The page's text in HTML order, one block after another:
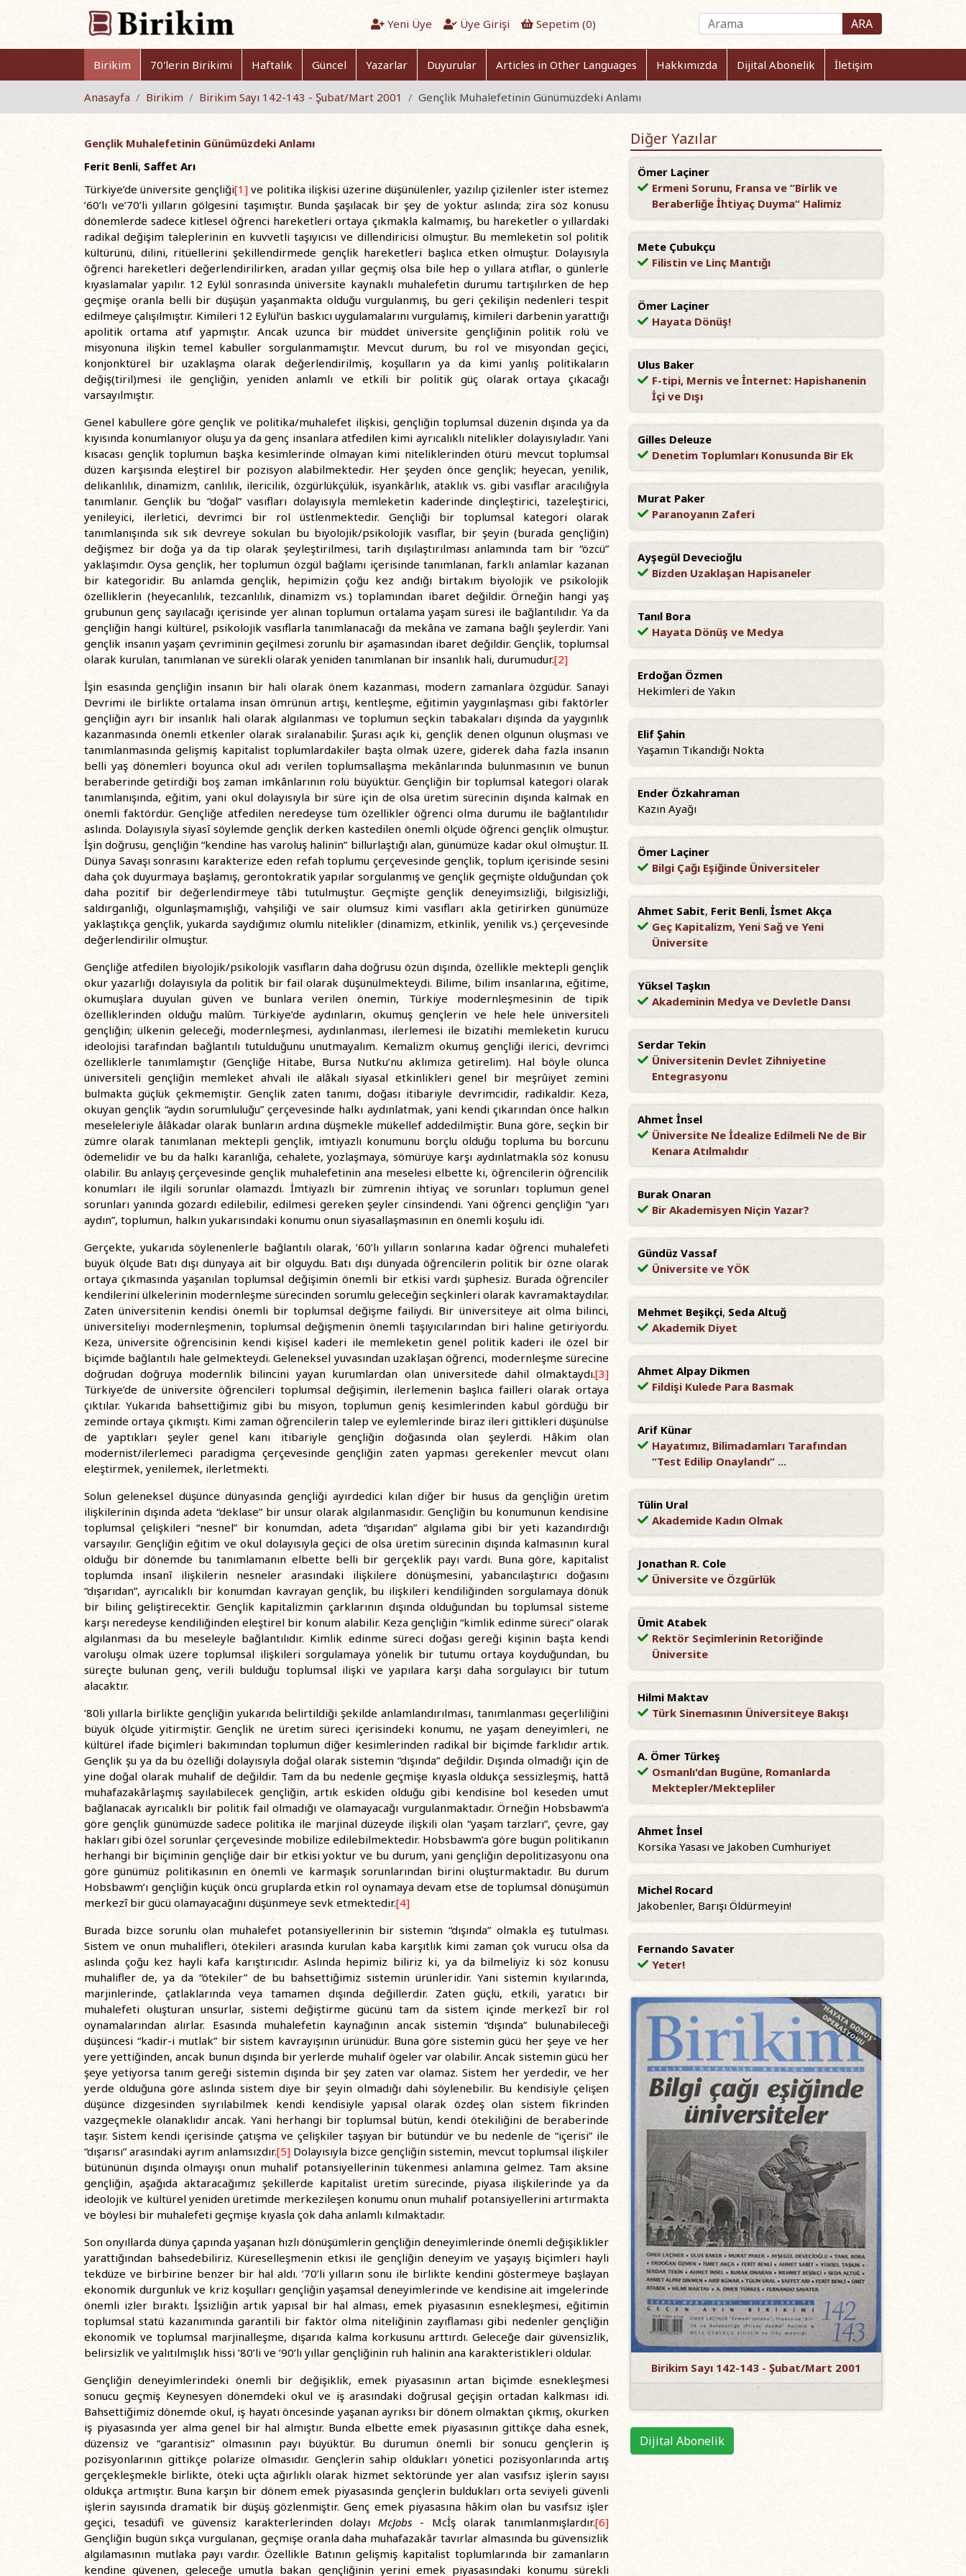
Yeni Üye Üye Girişi Sepetim (0) ARA
Birikim 70'lerin Birikimi Haftalık Güncel Yazarlar Duyurular Articles in Other Languages Hakkımızda Dijital Abonelik İletişim
Anasayfa Birikim Birikim Sayı 142-143 - Şubat/Mart 2001 Gençlik Muhalefetinin Günümüzdeki Anlamı
Gençlik Muhalefetinin Günümüzdeki Anlamı
Ferit Benli, Saffet Arı
Türkiye’de üniversite gençliği[1]ve politika ilişkisi üzerine düşünülenler, yazılıp çizilenler ister istemez
’60’lı ve’70’li yılların gölgesini taşımıştır. Bunda şaşılacak bir şey de yoktur aslında; zira söz konusu
dönemlerde sadece kitlesel öğrenci hareketleri ortaya çıkmakla kalmamış, bu hareketler o yıllardaki
radikal değişim taleplerinin en kuvvetli taşıyıcısı ve dillendiricisi olmuştur. Bu memleketin sol politik
kültürünü, dilini, ritüellerini şekillendirmede gençlik hareketleri başlıca etken olmuştur. Dolayısıyla
öğrenci hareketleri değerlendirilirken, aradan yıllar geçmiş olsa bile hep o yıllara atıflar, o günlerle
kıyaslamalar yapılır. 12 Eylül sonrasında üniversite kaynaklı muhalefetin durumu tartışılırken de hep
geçmişe oranla belli bir düşüşün yaşanmakta olduğu vurgulanmış, bu geri çekilişin nedenleri tespit
edilmeye çalışılmıştır. Kimileri 12 Eylül’ün baskıcı uygulamalarını vurgulamış, kimileri darbenin yarattığı
apolitik ortama atıf yapmıştır. Ancak uzunca bir müddet üniversite gençliğinin politik rolü ve
misyonuna ilişkin temel kabuller sorgulanmamıştır. Mevcut durum, bu rol ve misyondan geçici,
konjonktürel bir uzaklaşma olarak değerlendirilmiş, koşulların ya da kimi yanlış politikaların
değiş(tiril)mesi ile gençliğin, yeniden anlamlı ve etkili bir politik güç olarak ortaya çıkacağı
varsayılmıştır.
Genel kabullere göre gençlik ve politika/muhalefet ilişkisi, gençliğin toplumsal düzenin dışında ya da
kıyısında konumlanıyor oluşu ya da genç insanlara atfedilen kimi ayrıcalıklı nitelikler dolayısıyladır. Yani
kısacası gençlik toplumun başka kesimlerinde olmayan kimi niteliklerinden ötürü mevcut toplumsal
düzen karşısında eleştirel bir pozisyon alabilmektedir. Her şeyden önce gençlik; heyecan, yenilik,
delikanlılık, dinamizm, canlılık, ilericilik, özgürlükçülük, isyankârlık, ataklık vs. gibi vasıflar aracılığıyla
tanımlanır. Gençlik bu “doğal” vasıfları dolayısıyla memleketin kaderinde dinçleştirici, tazeleştirici,
yenileyici, ilerletici, devrimci bir rol üstlenmektedir. Gençliği bir toplumsal kategori olarak
tanımlanışında sık sık devreye sokulan bu biyolojik/psikolojik vasıflar, bir şeyin (burada gençliğin)
değişmez bir doğa ya da tip olarak şeyleştirilmesi, tarih dışılaştırılması anlamında tam bir “özcü”
yaklaşımdır. Oysa gençlik, her toplumun özgül bağlamı içerisinde tanımlanan, farklı anlamlar kazanan
bir kategoridir. Bu anlamda gençlik, hepimizin çoğu kez andığı birtakım biyolojik ve psikolojik
özelliklerin (heyecanlılık, tezcanlılık, dinamizm vs.) toplamından ibaret değildir. Örneğin hangi yaş
grubunun genç sayılacağı içerisinde yer alınan toplumun ortalama yaşam süresi ile bağlantılıdır. Ya da
gençliğin hangi kültürel, psikolojik vasıflarla tanımlanacağı da mekâna ve zamana bağlı şeylerdir. Yani
gençlik insanın yaşam çevriminin geçilmesi zorunlu bir aşamasından ibaret değildir. Gençlik, toplumsal
olarak kurulan, tanımlanan ve sürekli olarak yeniden tanımlanan bir insanlık hali, durumudur.[2]
İşin esasında gençliğin insanın bir hali olarak önem kazanması, modern zamanlara özgüdür. Sanayi
Devrimi ile birlikte ortalama insan ömrünün artışı, kentleşme, eğitimin yaygınlaşması gibi faktörler
gençliğin ayrı bir insanlık hali olarak algılanması ve toplumun seçkin tabakaları dışında da yaygınlık
kazanmasında önemli etkenler olarak sıralanabilir. Şurası açık ki, gençlik denen olgunun oluşması ve
tanımlanmasında gelişmiş kapitalist toplumlardakiler başta olmak üzere, giderek daha fazla insanın
belli yaş dönemleri boyunca okul adı verilen toplumsallaşma mekânlarında bulunmasının ve bunun
beraberinde getirdiği boş zaman imkânlarının rolü büyüktür. Gençliğin bir toplumsal kategori olarak
tanımlanışında, eğitim, yani okul dolayısıyla bir süre için de olsa üretim sürecinin dışında kalmak en
önemli faktördür. Gençliğe atfedilen neredeyse tüm özellikler öğrenci olma durumu ile bağlantılıdır
aslında. Dolayısıyla siyasî söylemde gençlik derken kastedilen önemli ölçüde öğrenci gençlik olmuştur.
İşin doğrusu, gençliğin “kendine has varoluş halinin” billurlaştığı alan, günümüze kadar okul olmuştur. II.
Dünya Savaşı sonrasını karakterize eden refah toplumu çerçevesinde gençlik, toplum içerisinde sesini
daha çok duyurmaya başlamış, gerontokratik yapılar sorgulanmış ve gençlik geçmişte olduğundan çok
daha pozitif bir değerlendirmeye tâbi tutulmuştur. Geçmişte gençlik deneyimsizliği, bilgisizliği,
saldırganlığı, olgunlaşmamışlığı, vahşiliği ve sair olumsuz kimi vasıfları akla getirirken günümüze
yaklaştıkça gençlik, yukarda saydığımız olumlu nitelikler (dinamizm, etkinlik, yenilik vs.) çerçevesinde
değerlendirilir olmuştur.
Gençliğe atfedilen biyolojik/psikolojik vasıfların daha doğrusu özün dışında, özellikle mektepli gençlik
okur yazarlığı dolayısıyla da politik bir fail olarak düşünülmekteydi. Bilime, bilim insanlarına, eğitime,
okumuşlara duyulan güven ve bunlara verilen önemin, Türkiye modernleşmesinin de tipik
özelliklerinden olduğu malûm. Türkiye’de aydınların, okumuş gençlerin ve hele hele üniversiteli
gençliğin; ülkenin geleceği, modernleşmesi, aydınlanması, ilerlemesi ile bizatihi memleketin kurucu
ideolojisi tarafından bağlantılı tutulduğunu unutmayalım. Kemalizm okumuş gençliği ilerici, devrimci
özelliklerle tanımlamıştır (Gençliğe Hitabe, Bursa Nutku’nu aklımıza getirelim). Hal böyle olunca
üniversiteli gençliğin memleket ahvali ile alâkalı siyasal etkinlikleri genel bir meşrûiyet zemini
bulmakta güçlük çekmemiştir. Gençlik zaten tanımı, doğası itibariyle devrimcidir, radikaldir. Keza,
okuyan gençlik “aydın sorumluluğu” çerçevesinde halkı aydınlatmak, yani kendi çıkarından önce halkın
meseleleriyle âlâkadar olarak bunların ardına düşmekle mükellef addedilmiştir. Buna göre, seçkin bir
zümre olarak tanımlanan mektepli gençlik, imtiyazlı konumunu borçlu olduğu topluma bu borcunu
ödemelidir ve bu da halkı karanlığa, cehalete, yozlaşmaya, sömürüye karşı aydınlatmakla söz konusu
olabilir. Bu anlayış çerçevesinde gençlik muhalefetinin ana meselesi elbette ki, öğrencilerin öğrencilik
konumları ile ilgili sorunlar olamazdı. İmtiyazlı bir zümrenin ihtiyaç ve sorunları toplumun genel
sorunları yanında gözardı edilebilir, edilmesi gereken şeyler cinsindendi. Yani öğrenci gençliğin “yarı
aydın”, toplumun, halkın yukarısındaki konumu onun siyasallaşmasının en önemli koşulu idi.
Gerçekte, yukarıda söylenenlerle bağlantılı olarak, ’60’lı yılların sonlarına kadar öğrenci muhalefeti
büyük ölçüde Batı dışı dünyaya ait bir olguydu. Batı dışı dünyada öğrencilerin politik bir özne olarak
ortaya çıkmasında yaşanılan toplumsal değişimin önemli bir etkisi vardı şüphesiz. Burada öğrenciler
kendilerini ülkelerinin modernleşme sürecinden sorumlu geleceğin seçkinleri olarak kavramaktaydılar.
Zaten üniversitenin kendisi önemli bir toplumsal değişme failiydi. Bir üniversiteye ait olma bilinci,
üniversiteliyi modernleşmenin, toplumsal değişmenin önemli taşıyıcılarından biri haline getiriyordu.
Keza, üniversite öğrencisinin kendi kişisel kaderi ile memleketin genel politik kaderi ile özel bir
biçimde bağlantılı hale gelmekteydi. Geleneksel yuvasından uzaklaşan öğrenci, modernleşme sürecine
doğrudan doğruya modernlik bilincini yayan kurumlardan olan üniversitede dahil olmaktaydı.[3]
Türkiye’de de üniversite öğrencileri toplumsal değişimin, ilerlemenin başlıca failleri olarak ortaya
çıktılar. Yukarıda bahsettiğimiz gibi bu misyon, toplumun geniş kesimlerinden kabul gördüğü bir
zeminde ortaya çıkmıştı. Kimi zaman öğrencilerin talep ve eylemlerinde biraz ileri gittikleri düşünülse
de yaptıkları şeyler genel kanı itibariyle gençliğin doğasında olan şeylerdi. Hâkim olan
modernist/ilerlemeci paradigma çerçevesinde gençliğin zaten yapması gerekenler mevcut olanı
eleştirmek, yenilemek, ilerletmekti.
Solun geleneksel düşünce dünyasında gençliği ayırdedici kılan diğer bir husus da gençliğin üretim
ilişkilerinin dışında adeta “deklase” bir unsur olarak algılanmasıdır. Gençliğin bu konumunun kendisine
toplumsal çelişkileri “nesnel” bir konumdan, adeta “dışarıdan” algılama gibi bir yeti kazandırdığı
varsayılır. Gençliğin eğitim ve okul dolayısıyla geçici de olsa üretim sürecinin dışında kalmasının kural
olduğu bir dönemde bu tanımlamanın elbette belli bir gerçeklik payı vardı. Buna göre, kapitalist
toplumda insanî ilişkilerin nesneler arasındaki ilişkilere dönüşmesini, yabancılaştırıcı doğasını
“dışarıdan”, ayrıcalıklı bir konumdan kavrayan gençlik, bu ilişkileri kendiliğinden sorgulamaya dönük
bir bilinç geliştirecektir. Gençlik kapitalizmin çarklarının dışında olduğundan bu toplumsal sisteme
karşı neredeyse kendiliğinden eleştirel bir konum alabilir. Keza gençliğin “kimlik edinme süreci” olarak
algılanması da bu meseleyle bağlantılıdır. Kimlik edinme süreci doğası gereği kişinin başta kendi
varoluşu olmak üzere toplumsal ilişkileri sorgulamaya yönelik bir tutumu ortaya koyduğundan, bu
süreçte bulunan genç, verili bulduğu toplumsal ilişki ve yapılara karşı daha sorgulayıcı bir tutum
alacaktır.
’80li yıllarla birlikte gençliğin yukarıda belirtildiği şekilde anlamlandırılması, tanımlanması geçerliliğini
büyük ölçüde yitirmiştir. Gençlik ne üretim süreci içerisindeki konumu, ne yaşam deneyimleri, ne
kültürel ifade biçimleri bakımından toplumun diğer kesimlerinden radikal bir biçimde farklıdır artık.
Gençlik şu ya da bu özelliği dolayısıyla doğal olarak sistemin “dışında” değildir. Dışında olmadığı için de
yine doğal olarak muhalif de değildir. Tam da bu nedenle geçmişe kıyasla oldukça sessizleşmiş, hattâ
muhafazakârlaşmış sayılabilecek gençliğin, artık eskiden olduğu gibi kendisine bol keseden umut
bağlanacak ayrıcalıklı bir politik fail olmadığı ve olamayacağı vurgulanmaktadır. Örneğin Hobsbawm’a
göre gençlik günümüzde sadece politika ile marjinal düzeyde ilişkili olan “yaşam tarzları”, çevre, gay
hakları gibi özel sorunlar çerçevesinde mobilize edilebilmektedir. Hobsbawm’a göre bugün politikanın
herhangi bir biçiminin gençliğe dair bir etkisi yoktur ve bu durum, yani gençliğin depolitizasyonu ona
göre günümüz politikasının en önemli ve karmaşık sorunlarından birini oluşturmaktadır. Bu durum
Hobsbawm’ı gençliğin küçük öncü gruplarda etkin rol oynamaya devam etse de toplumsal dönüşümün
merkezî bir gücü olamayacağını düşünmeye sevk etmektedir.[4]
Burada bizce sorunlu olan muhalefet potansiyellerinin bir sistemin “dışında” olmakla eş tutulması.
Sistem ve onun muhalifleri, ötekileri arasında kurulan kaba karşıtlık kimi zaman çok vurucu olsa da
aslında çoğu kez hayli kafa karıştırıcıdır. Aslında hepimiz biliriz ki, ya da bilmeliyiz ki söz konusu
muhalifler de, ya da “ötekiler” de bu bahsettiğimiz sistemin ürünleridir. Yani sistemin kıyılarında,
marjinlerinde, çatlaklarında veya tamamen dışında değillerdir. Zaten güçlü, etkili, yaratıcı bir
muhalefeti oluşturan unsurlar, sistemi değiştirme gücünü tam da sistem içinde merkezî bir rol
oynamalarından alırlar. Esasında muhalefetin kaynağının ancak sistemin “dışında” bulunabileceği
düşüncesi “kadir-i mutlak” bir sistem kavrayışının ürünüdür. Buna göre sistemin gücü her şeye ve her
yere yettiğinden, ancak bunun dışında bir yerlerde muhalif ögeler var olabilir. Ancak sistemin gücü her
şeye yetiyorsa tanım gereği sistemin dışında bir şey zaten var olamaz. Sistem her yerdedir, ve her
yerde olduğuna göre aslında sistem diye bir şeyin olmadığı dahi söylenebilir. Bu kendisiyle çelişen
düşünce dizgesinden sıyrılabilmek kendi kendisiyle yapısal olarak özdeş olan sistem fikrinden
vazgeçmekle olanaklıdır ancak. Yani herhangi bir toplumsal bütün, kendi ötekiliğini de beraberinde
taşır. Sistem kendi içerisinde çatışma ve çelişkiler taşıyan bir bütündür ve bu nedenle de “içerisi” ile
“dışarısı” arasındaki ayrım anlamsızdır.[5] Dolayısıyla bizce gençliğin sistemin, mevcut toplumsal ilişkiler
bütününün dışında olmayışı onun muhalif potansiyellerinin tükenmesi anlamına gelmez. Tam aksine
gençliğin, aşağıda aktaracağımız şekillerde kapitalist üretim sürecinde, piyasa ilişkilerinde ya da
ideolojik ve kültürel yeniden üretimde merkezileşen konumu onun muhalif potansiyellerini artırmakta
ve böylesi bir muhalefeti geçmişe kıyasla çok daha anlamlı kılmaktadır.
Son onyıllarda dünya çapında yaşanan hızlı dönüşümlerin gençliğin deneyimlerinde önemli değişiklikler
yarattığından bahsedebiliriz. Küreselleşmenin etkisi ile gençliğin deneyim ve yaşayış biçimleri hayli
tekdüze ve birbirine benzer bir hal aldı. ’70’li yılların sonu ile birlikte kendini göstermeye başlayan
ekonomik durgunluk ve kriz koşulları gençliğin yaşamsal deneyimlerinde ve kendisine ait imgelerinde
önemli izler bıraktı. İşsizliğin artık yapısal bir hal alması, emek piyasasının esnekleşmesi, eğitimin
toplumsal statü kazanımında garantili bir faktör olma niteliğinin zayıflaması gibi nedenler gençliğin
ekonomik ve toplumsal marjinalleşme, dışarıda kalma korkusunu arttırdı. Geleceğe dair güvensizlik,
belirsizlik ve yalıtılmışlık hissi ’80’li ve ’90’lı yıllar gençliğinin ruh halinin ana karakteristikleri oldular.
Gençliğin deneyimlerindeki önemli bir değişiklik, emek piyasasının artan biçimde esnekleşmesi
sonucu geçmiş Keynesyen dönemdeki okul ve iş arasındaki doğrusal geçişin ortadan kalkması idi.
Bahsettiğimiz dönemde okul, iş hayatı öncesinde yaşanan ayrıksı bir dönem olmaktan çıkmış, okurken
iş piyasasında yer alma genel bir hal almıştır. Bunda elbette emek piyasasının gittikçe daha esnek,
düzensiz ve “garantisiz” olmasının payı büyüktür. Bu durumun önemli bir sonucu gençlerin iş
pozisyonlarının gittikçe polarize olmasıdır. Gençlerin sahip oldukları yönetici pozisyonlarında artış
gerçekleşmekle birlikte, öteki uçta ağırlıklı olarak hizmet sektöründe yer alan vasıfsız işlerin sayısı
oldukça artmıştır. Buna karşın bir dönem emek piyasasında gençlerin buldukları orta seviyeli güvenli
işlerin sayısında dramatik bir düşüş gözlenmiştir. Genç emek piyasasına hâkim olan bu vasıfsız işler
geçici, tesadüfi ve güvensiz karakterlerinden dolayıMcJobs - Mcİş olarak tanımlanmışlardır.[6]
Gençliğin bugün sıkça vurgulanan, geçmişe oranla daha muhafazakâr tavırlar almasında bu güvensizlik
algılamasının mutlaka payı vardır. Özellikle Batının gelişmiş kapitalist toplumlarında bir zamanların
kendine güvenen, geleceğe umutla bakan gençliğinin yerini emek piyasasındaki konumu sürekli
Diğer Yazılar
Ömer Laçiner
Ermeni Sorunu, Fransa ve “Birlik ve
Beraberliğe İhtiyaç Duyma“ Halimiz
Mete Çubukçu
Filistin ve Linç Mantığı
Ömer Laçiner
Hayata Dönüş!
Ulus Baker
F-tipi, Mernis ve İnternet: Hapishanenin
İçi ve Dışı
Gilles Deleuze
Denetim Toplumları Konusunda Bir Ek
Murat Paker
Paranoyanın Zaferi
Ayşegül Devecioğlu
Bizden Uzaklaşan Hapisaneler
Tanıl Bora
Hayata Dönüş ve Medya
Erdoğan Özmen
Hekimleri de Yakın
Elif Şahin
Yaşamın Tıkandığı Nokta
Ender Özkahraman
Kazın Ayağı
Ömer Laçiner
Bilgi Çağı Eşiğinde Üniversiteler
Ahmet Sabit, Ferit Benli, İsmet Akça
Geç Kapitalizm, Yeni Sağ ve Yeni
Üniversite
Yüksel Taşkın
Akademinin Medya ve Devletle Dansı
Serdar Tekin
Üniversitenin Devlet Zihniyetine
Entegrasyonu
Ahmet İnsel
Üniversite Ne İdealize Edilmeli Ne de Bir
Kenara Atılmalıdır
Burak Onaran
Bir Akademisyen Niçin Yazar?
Gündüz Vassaf
Üniversite ve YÖK
Mehmet Beşikçi, Seda Altuğ
Akademik Diyet
Ahmet Alpay Dikmen
Fildişi Kulede Para Basmak
Arif Künar
Hayatımız, Bilimadamları Tarafından
“Test Edilip Onaylandı“ ...
Tülin Ural
Akademide Kadın Olmak
Jonathan R. Cole
Üniversite ve Özgürlük
Ümit Atabek
Rektör Seçimlerinin Retoriğinde
Üniversite
Hilmi Maktav
Türk Sinemasının Üniversiteye Bakışı
A. Ömer Türkeş
Osmanlı'dan Bugüne, Romanlarda
Mektepler/Mektepliler
Ahmet İnsel
Korsika Yasası ve Jakoben Cumhuriyet
Michel Rocard
Jakobenler, Barışı Öldürmeyin!
Fernando Savater
Yeter!
Birikim Sayı 142-143 - Şubat/Mart 2001
Dijital Abonelik